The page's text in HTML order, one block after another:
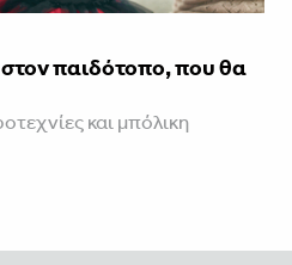
παιδότοπο, που θα
και μπόλικη